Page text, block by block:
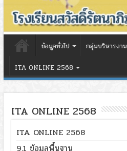
ข้อมูลทั่วไป กลุ่มบริหารงาน
ITA ONLINE 2568
ITA ONLINE 2568
ITA ONLINE 2568
9.1 ข้อมูลพื้นฐาน